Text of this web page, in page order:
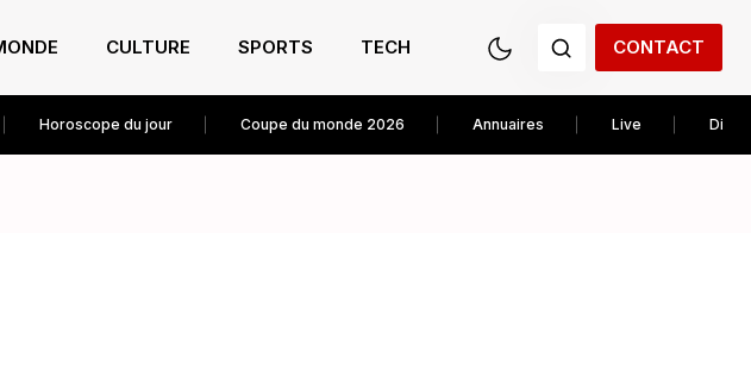
CULTURE SPORTS TECH CONTACT
Horoscope du jour Coupe du monde 2026 Annuaires Live